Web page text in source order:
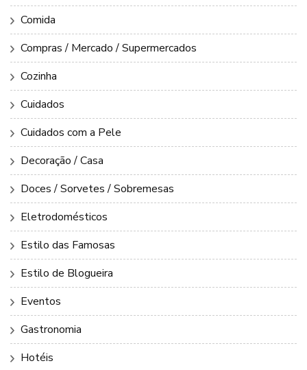
Comida
Compras / Mercado / Supermercados
Cozinha
Cuidados
Cuidados com a Pele
Decoração / Casa
Doces / Sorvetes / Sobremesas
Eletrodomésticos
Estilo das Famosas
Estilo de Blogueira
Eventos
Gastronomia
Hotéis